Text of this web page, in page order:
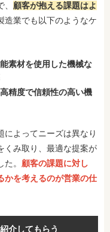
顧客が抱える課題はよ
造業でも以下のようなケ
素材を使用した機械な
精度で信頼性の高い機
によってニーズは異なり
くみ取り、最適な提案が
。 顧客の課題に対し
かを考えるのが営業の仕
介してもらう